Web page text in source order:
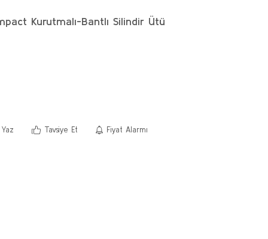
Kurutmalı-Bantlı Silindir Ütü
Tavsiye Et Fiyat Alarmı